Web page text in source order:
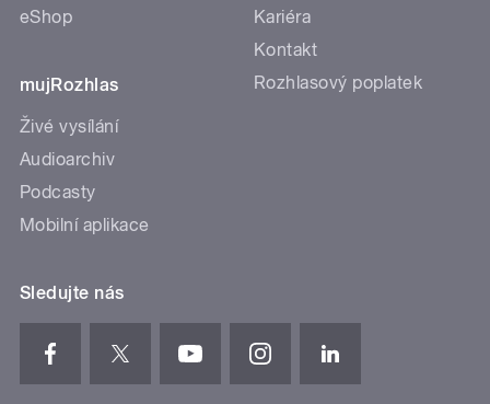
eShop
mujRozhlas
Živé vysílání
Audioarchiv
Podcasty
Mobilní aplikace
Kariéra
Kontakt
Rozhlasový poplatek
Sledujte nás